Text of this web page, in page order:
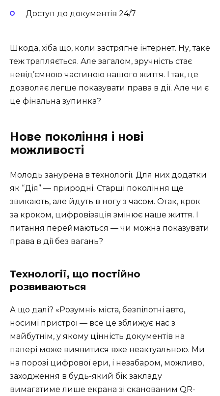
Доступ до документів 24/7
Шкода, хіба що, коли застрягне інтернет. Ну, таке
теж трапляється. Але загалом, зручність стає
невід’ємною частиною нашого життя. І так, це
дозволяє легше показувати права в дії. Але чи є
це фінальна зупинка?
Нове покоління і нові
можливості
Молодь занурена в технології. Для них додатки
як “Дія” — природні. Старші покоління ще
звикають, але йдуть в ногу з часом. Отак, крок
за кроком, цифровізація змінює наше життя. І
питання переймаються — чи можна показувати
права в дії без вагань?
Технології, що постійно
розвиваються
А що далі? «Розумні» міста, безпілотні авто,
носимі пристрої — все це зближує нас з
майбутнім, у якому цінність документів на
папері може виявитися вже неактуальною. Ми
на порозі цифрової ери, і незабаром, можливо,
заходження в будь-який бік закладу
вимагатиме лише екрана зі сканованим QR-